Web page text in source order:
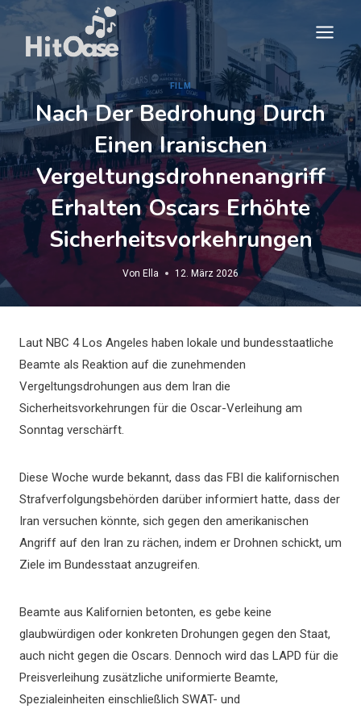
Zum
springen
FILM
Nach Der Bedrohung Durch
Einen Iranischen
Vergeltungsdrohnenangriff
Erhalten Oscars Erhöhte
Sicherheitsvorkehrungen
Von Ella 12. März 2026
Laut NBC 4 Los Angeles haben lokale und bundesstaatliche
Beamte als Reaktion auf die zunehmenden
Vergeltungsdrohungen aus dem Iran die
Sicherheitsvorkehrungen für die Oscar-Verleihung am
Sonntag verschärft.
Diese Woche wurde bekannt, dass das FBI die kalifornischen
Strafverfolgungsbehörden darüber informiert hatte, dass der
Iran versuchen könnte, sich gegen den amerikanischen
Angriff auf den Iran zu rächen, indem er Drohnen schickt, um
Ziele im Bundesstaat anzugreifen.
Beamte aus Kalifornien betonten, es gebe keine
glaubwürdigen oder konkreten Drohungen gegen den Staat,
auch nicht gegen die Oscars. Dennoch wird das LAPD für die
Preisverleihung zusätzliche uniformierte Beamte,
Spezialeinheiten einschließlich SWAT- und